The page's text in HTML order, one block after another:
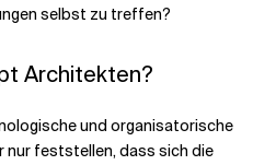
selbst zu treffen?
Architekten?
und organisatorische
nur feststellen, dass sich die